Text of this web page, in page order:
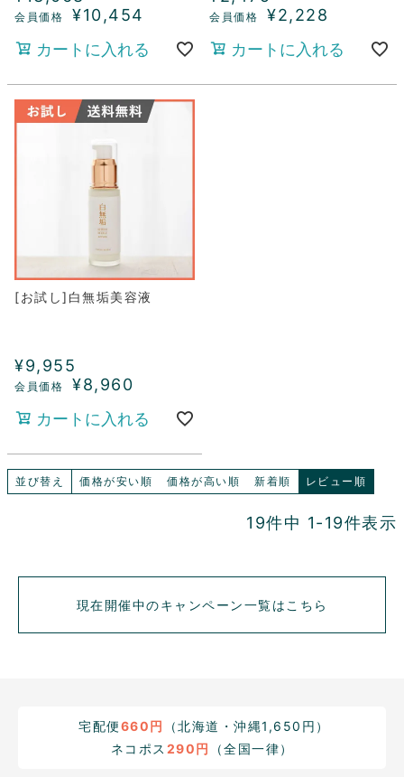
¥10,454
カートに入れる
¥2,228
カートに入れる
[お試し]白無垢美容液
¥9,955
¥8,960
カートに入れる
並び替え 価格が安い順 価格が高い順 新着順 レビュー順
19件中 1-19件表示
現在開催中のキャンペーン一覧はこちら
宅配便660円
（北海道・沖縄1,650円）
ネコポス 290円 （全国一律）